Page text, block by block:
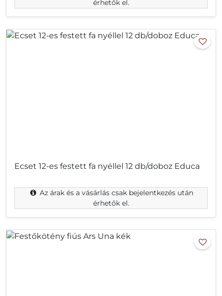
érhetők el.
Ecset 12-es festett fa nyéllel 12 db/doboz Educa
Az árak és a vásárlás csak bejelentkezés után
érhetők el.